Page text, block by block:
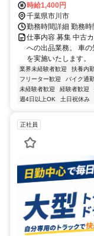
時給1,400円
千葉県市川市
勤務時間詳細 勤務
仕事内容 募集 中古
への出品業務。 車
を実施いたします。
業界未経験者歓迎 扶養内
フリーター歓迎
バイク通
未経験者歓迎
経験者歓迎
週4日以上OK
土日祝休み
正社員